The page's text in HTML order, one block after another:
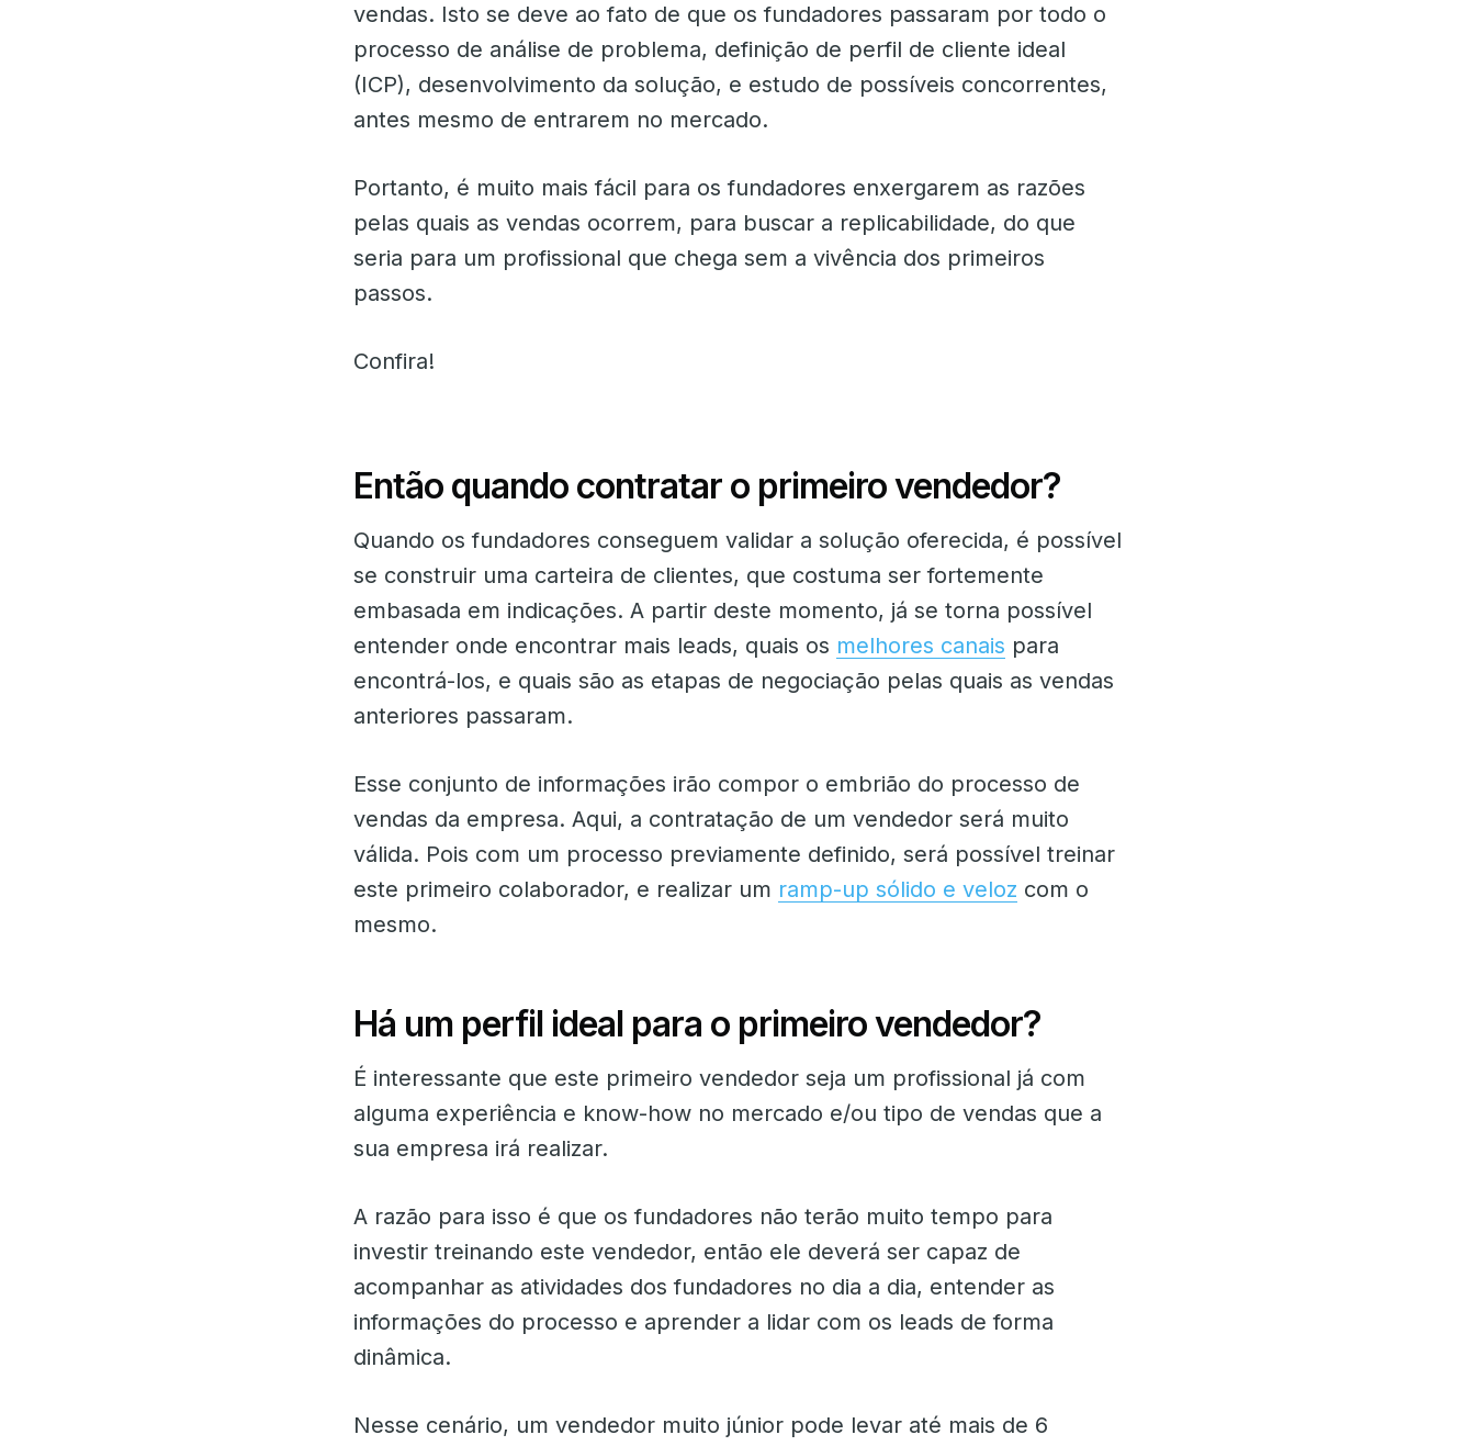
vendas. Isto se deve ao fato de que os fundadores passaram por todo o
processo de análise de problema, definição de perfil de cliente ideal
(ICP), desenvolvimento da solução, e estudo de possíveis concorrentes,
antes mesmo de entrarem no mercado.
Portanto, é muito mais fácil para os fundadores enxergarem as razões
pelas quais as vendas ocorrem, para buscar a replicabilidade, do que
seria para um profissional que chega sem a vivência dos primeiros
passos.
Confira!
Então quando contratar o primeiro vendedor?
Quando os fundadores conseguem validar a solução oferecida, é possível
se construir uma carteira de clientes, que costuma ser fortemente
embasada em indicações. A partir deste momento, já se torna possível
entender onde encontrar mais leads, quais os melhores canais para
encontrá-los, e quais são as etapas de negociação pelas quais as vendas
anteriores passaram.
Esse conjunto de informações irão compor o embrião do processo de
vendas da empresa. Aqui, a contratação de um vendedor será muito
válida. Pois com um processo previamente definido, será possível treinar
este primeiro colaborador, e realizar um ramp-up sólido e veloz com o
mesmo.
Há um perfil ideal para o primeiro vendedor?
É interessante que este primeiro vendedor seja um profissional já com
alguma experiência e know-how no mercado e/ou tipo de vendas que a
sua empresa irá realizar.
A razão para isso é que os fundadores não terão muito tempo para
investir treinando este vendedor, então ele deverá ser capaz de
acompanhar as atividades dos fundadores no dia a dia, entender as
informações do processo e aprender a lidar com os leads de forma
dinâmica.
Nesse cenário, um vendedor muito júnior pode levar até mais de 6